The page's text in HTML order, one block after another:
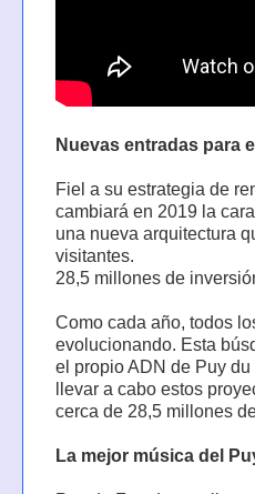
Nuevas entradas para
Fiel a su estrategia de
cambiará en 2019 la
una nueva arquitectura
visitantes.
28,5 millones de
Como cada año, todos
evolucionando. Esta
el propio ADN de Puy
llevar a cabo estos
cerca de 28,5 millones
La mejor música del